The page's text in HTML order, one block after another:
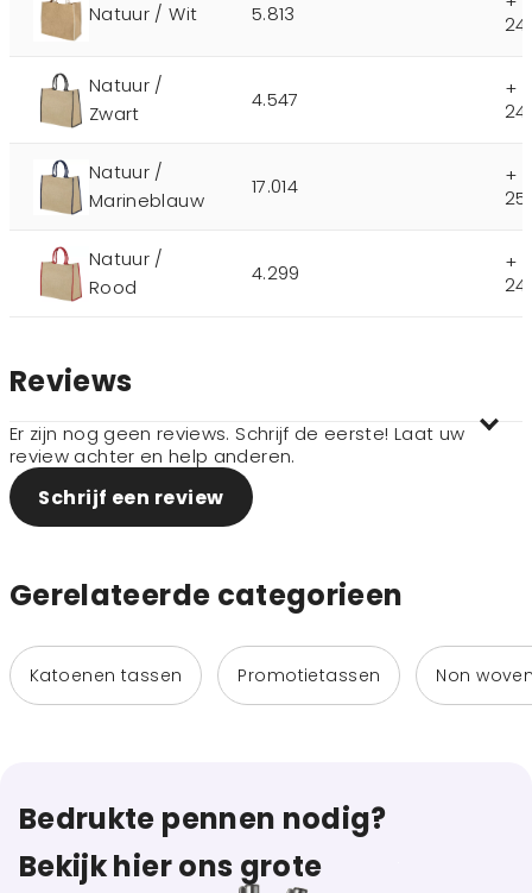
Natuur / Wit 5.813
Natuur /
Zwart
4.547
+
Natuur /
Marineblauw
17.014
+
Natuur /
Rood
4.299
+
Reviews
Er zijn nog geen reviews. Schrijf de eerste! Laat uw
review achter en help anderen.
Schrijf een review
Gerelateerde categorieen
Katoenen tassen Promotietassen Non
Bedrukte pennen nodig?
Bekijk hier ons grote